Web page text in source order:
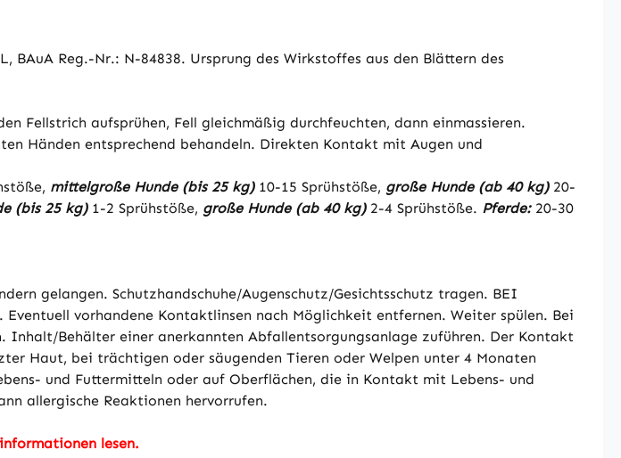
Reg.-Nr.: N-84838. Ursprung des Wirkstoffes aus den Blättern des
Fellstrich aufsprühen, Fell gleichmäßig durchfeuchten, dann einmassieren.
Händen entsprechend behandeln. Direkten Kontakt mit Augen und
mittelgroße Hunde (bis 25 kg)10-15 Sprühstöße, große Hunde (ab 40 kg)20-
(bis 25 kg)1-2 Sprühstöße, große Hunde (ab 40 kg)2-4 Sprühstöße. Pferde:20-30
gelangen. Schutzhandschuhe/Augenschutz/Gesichtsschutz tragen. BEI
vorhandene Kontaktlinsen nach Möglichkeit entfernen. Weiter spülen. Bei
Behälter einer anerkannten Abfallentsorgungsanlage zuführen. Der Kontakt
Haut, bei trächtigen oder säugenden Tieren oder Welpen unter 4 Monaten
und Futtermitteln oder auf Oberflächen, die in Kontakt mit Lebens- und
allergische Reaktionen hervorrufen.
lesen.